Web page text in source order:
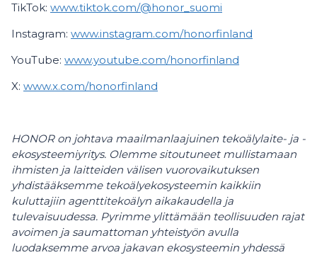
TikTok: www.tiktok.com/@honor_suomi
Instagram: www.instagram.com/honorfinland
YouTube: www.youtube.com/honorfinland
X: www.x.com/honorfinland
HONOR on johtava maailmanlaajuinen tekoälylaite- ja -
ekosysteemiyritys. Olemme sitoutuneet mullistamaan
ihmisten ja laitteiden välisen vuorovaikutuksen
yhdistääksemme tekoälyekosysteemin kaikkiin
kuluttajiin agenttitekoälyn aikakaudella ja
tulevaisuudessa. Pyrimme ylittämään teollisuuden rajat
avoimen ja saumattoman yhteistyön avulla
luodaksemme arvoa jakavan ekosysteemin yhdessä